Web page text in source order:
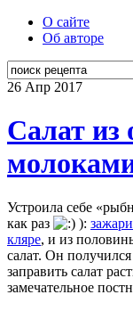
О сайте
Об авторе
26 Апр 2017
Салат из
Устроила себе
как раз
):
кляре, и из
салат. Он
заправить салат
замечательное